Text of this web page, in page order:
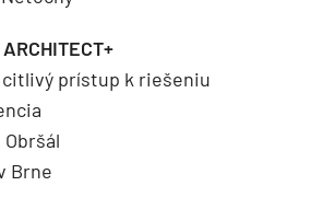
citlivý prístup k riešeniu
Brne